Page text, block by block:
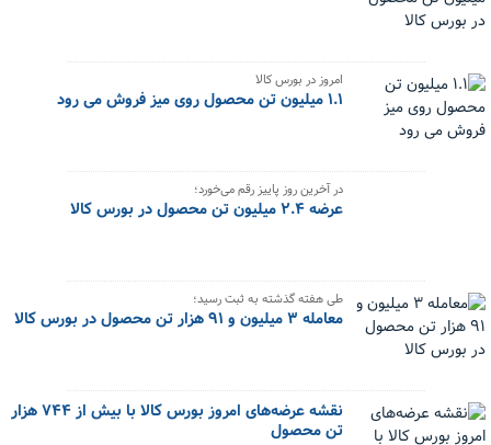
امروز در بورس کالا
۱.۱ میلیون تن محصول روی میز فروش می رود
در آخرین روز پاییز رقم می‌خورد؛
عرضه ۲.۴ میلیون تن محصول در بورس کالا
طی هفته گذشته به ثبت رسید؛
معامله ۳ میلیون و ۹۱ هزار تن محصول در بورس کالا
نقشه عرضه‌های امروز بورس کالا با بیش از ۷۴۴ هزار
تن محصول